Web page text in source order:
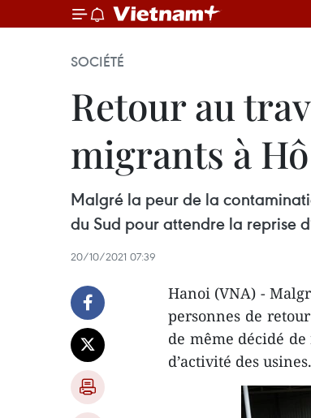
SOCIÉTÉ
Retour au
migrants à
Malgré la peur de la
du Sud pour attendre la reprise
20/10/2021 07:39
Hanoi (VNA) -
personnes de
de même décidé
d’activité des usines.